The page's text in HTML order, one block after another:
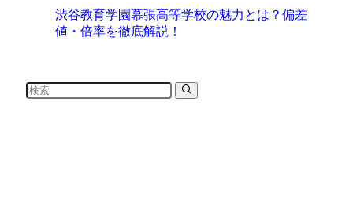
渋谷教育学園幕張高等学校の魅力とは？偏差
値・倍率を徹底解説！